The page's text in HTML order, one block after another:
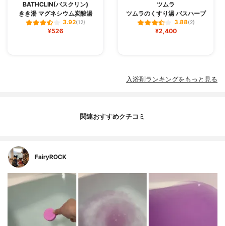
BATHCLIN(バスクリン)
きき湯 マグネシウム炭酸湯
3.92(12)
¥526
ツムラ
ツムラのくすり湯 バスハーブ
3.88(2)
¥2,400
入浴剤ランキングをもっと見る
関連おすすめクチコミ
FairyROCK